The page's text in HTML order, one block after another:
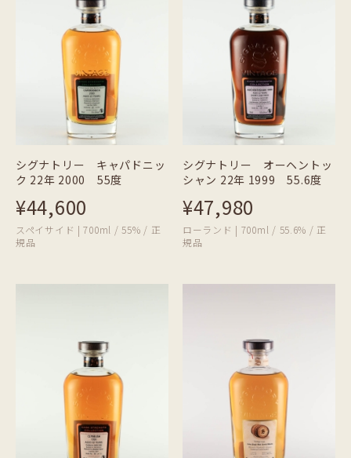
シグナトリー キャパドニッ
ク 22年 2000 55度
¥44,600
スペイサイド | 700ml / 55% / 正
規品
シグナトリー オーヘントッ
シャン 22年 1999 55.6度
¥47,980
ローランド | 700ml / 55.6% / 正
規品